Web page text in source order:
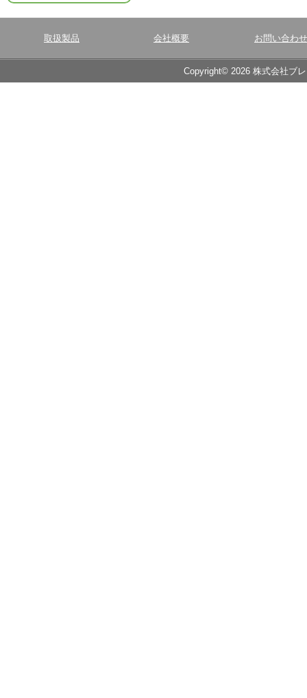
取扱製品 会社概要 お問い合わせ
Copyright© 2026 株式会社ブ